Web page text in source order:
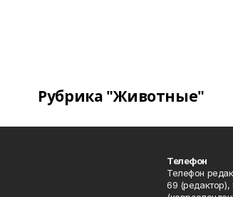
Рубрика "Животные"
Телефон
Телефон
69